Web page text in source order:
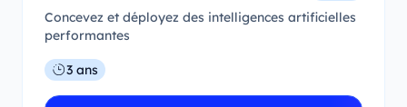
Concevez et déployez des intelligences artificielles
performantes
3 ans